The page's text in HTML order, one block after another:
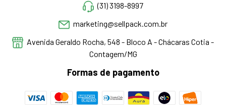
(31) 3198-8997
marketing@sellpack.com.br
Avenida Geraldo Rocha, 548 - Bloco A - Chácaras Cotia -
Contagem/MG
Formas de pagamento